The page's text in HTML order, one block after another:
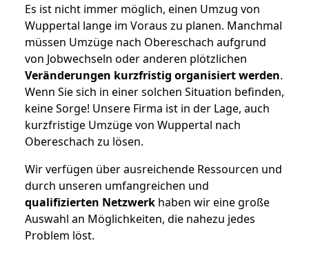
Es ist nicht immer möglich, einen Umzug von
Wuppertal lange im Voraus zu planen. Manchmal
müssen Umzüge nach Obereschach aufgrund
von Jobwechseln oder anderen plötzlichen
Veränderungen kurzfristig organisiert werden.
Wenn Sie sich in einer solchen Situation befinden,
keine Sorge! Unsere Firma ist in der Lage, auch
kurzfristige Umzüge von Wuppertal nach
Obereschach zu lösen.
Wir verfügen über ausreichende Ressourcen und
durch unseren umfangreichen und
qualifizierten Netzwerk haben wir eine große
Auswahl an Möglichkeiten, die nahezu jedes
Problem löst.